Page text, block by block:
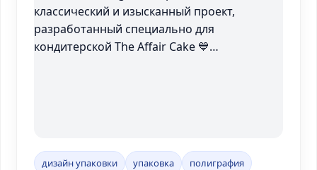
дизайн упаковки упаковка полиграфия